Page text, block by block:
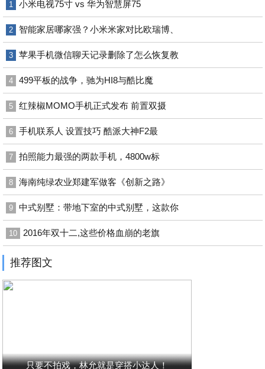
1 小米电视75寸 vs 华为智慧屏75
2 智能家居哪家强？小米米家对比欧瑞博、
3 苹果手机微信聊天记录删除了怎么恢复教
4 499平板的战争，驰为HI8与酷比魔
5 红辣椒MOMO手机正式发布 前置双摄
6 手机联系人 设置技巧 酷派大神F2最
7 拍照能力最强的两款手机，4800w标
8 海南纯绿农业郑建军做客《创新之路》
9 中式别墅：带地下室的中式别墅，这款你
10 2016年双十二,这些价格血崩的老旗
推荐图文
只要不拍戏，林允就是穿搭小达人！